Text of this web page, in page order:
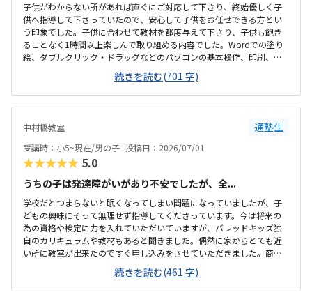
子供がわからない所があれば直ぐにご対応して下さり、終始優しく子
供へ指導して下さっていたので、安心して子供をお任せできる方とい
う印象でした。子供に合わせて教材を都度与えて下さり、子供も飽き
ることなく1時間以上楽しんで取り組める内容でした。Wordでの塗り
絵、ダブルクリック・ドラッグなどのパソコンの基本操作、印刷、フ
ォルダ名変更、タイピング練習など、子供に合ったレベル感で教材に
取り組ませて頂き、可愛い絵柄の教材だったので子供にも取り組みや
すそうで好印象な内容でした。最寄り駅から徒歩5分ほどの所にあり、
駐車場や駐輪場が無いのでアクセス面が改善されると尚嬉しいです。
少し小さい子は不安になりそうだと感じました。室内は清潔感があ
り、明るいながらも落ち着いてパソコンに集中できる環境が整ってい
ました。机や椅子も綺麗で不要なものも無く、親と...
続きを読む(701 字)
中村橋教室 通塾生
受講時：小5~現在/男の子 投稿日：2026/07/01
★★★★★ 5.0
うちの子は発達障がいがあり不安でしたが、全...
学校だとつまらないと眠くなってしまい問題になっていましたが、子
どもの興味にそって無理せず指導してくださっています。今は将来の
為の資格や検定に力を入れていただいていますが、バレッドキッズ独
自のカリキュラムや教材もあると聞きました。偶然に家からとても近
い所に教室が出来たのですぐ申し込みをさせていただきました。商店
街の中なので人通りが多く安全です。コロナ禍で始まった教室です。ま
ず入ると手洗いから始まると聞いています。室内も明るく清潔感があ
ります。他に教室の事は分かりませんが、資格や検定の料金のことも
続きを読む(461 字)